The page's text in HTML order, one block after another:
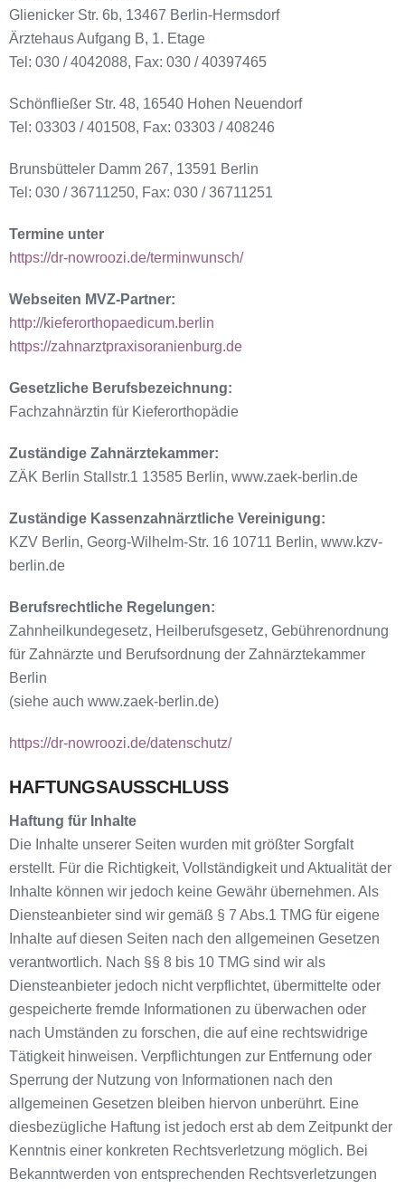
Glienicker Str. 6b, 13467 Berlin-Hermsdorf
Ärztehaus Aufgang B, 1. Etage
Tel: 030 / 4042088, Fax: 030 / 40397465
Schönfließer Str. 48, 16540 Hohen Neuendorf
Tel: 03303 / 401508, Fax: 03303 / 408246
Brunsbütteler Damm 267, 13591 Berlin
Tel: 030 / 36711250, Fax: 030 / 36711251
Termine unter
https://dr-nowroozi.de/terminwunsch/
Webseiten MVZ-Partner:
http://kieferorthopaedicum.berlin
https://zahnarztpraxisoranienburg.de
Gesetzliche Berufsbezeichnung:
Fachzahnärztin für Kieferorthopädie
Zuständige Zahnärztekammer:
ZÄK Berlin Stallstr.1 13585 Berlin, www.zaek-berlin.de
Zuständige Kassenzahnärztliche Vereinigung:
KZV Berlin, Georg-Wilhelm-Str. 16 10711 Berlin, www.kzv-
berlin.de
Berufsrechtliche Regelungen:
Zahnheilkundegesetz, Heilberufsgesetz, Gebührenordnung
für Zahnärzte und Berufsordnung der Zahnärztekammer
Berlin
(siehe auch www.zaek-berlin.de)
https://dr-nowroozi.de/datenschutz/
HAFTUNGSAUSSCHLUSS
Haftung für Inhalte
Die Inhalte unserer Seiten wurden mit größter Sorgfalt
erstellt. Für die Richtigkeit, Vollständigkeit und Aktualität der
Inhalte können wir jedoch keine Gewähr übernehmen. Als
Diensteanbieter sind wir gemäß § 7 Abs.1 TMG für eigene
Inhalte auf diesen Seiten nach den allgemeinen Gesetzen
verantwortlich. Nach §§ 8 bis 10 TMG sind wir als
Diensteanbieter jedoch nicht verpflichtet, übermittelte oder
gespeicherte fremde Informationen zu überwachen oder
nach Umständen zu forschen, die auf eine rechtswidrige
Tätigkeit hinweisen. Verpflichtungen zur Entfernung oder
Sperrung der Nutzung von Informationen nach den
allgemeinen Gesetzen bleiben hiervon unberührt. Eine
diesbezügliche Haftung ist jedoch erst ab dem Zeitpunkt der
Kenntnis einer konkreten Rechtsverletzung möglich. Bei
Bekanntwerden von entsprechenden Rechtsverletzungen